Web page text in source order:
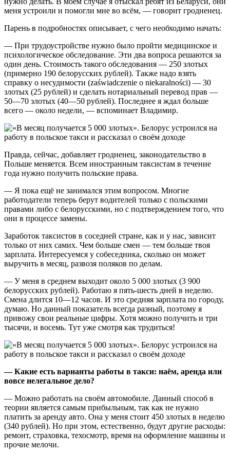
меня устроили и помогли мне во всём, — говорит гродненец.
Парень в подробностях описывает, с чего необходимо начать:
— При трудоустройстве нужно было пройти медицинское и
психологическое обследование. Эти два вопроса решаются за
один день. Стоимость такого обследования — 250 злотых
(примерно 190 белорусских рублей). Также надо взять
справку о несудимости (zaświadczenie o niekaralności) — 30
злотых (25 рублей) и сделать нотариальный перевод прав —
50—70 злотых (40—50 рублей). Последнее я ждал больше
всего — около недели, — вспоминает Владимир.
Правда, сейчас, добавляет гродненец, законодательство в
Польше меняется. Всем иностранным таксистам в течение
года нужно получить польские права.
— Я пока ещё не занимался этим вопросом. Многие
работодатели теперь берут водителей только с польскими
правами либо с белорусскими, но с подтверждением того, что
они в процессе замены.
Заработок таксистов в соседней стране, как и у нас, зависит
только от них самих. Чем больше смен — тем больше твоя
зарплата. Интересуемся у собеседника, сколько он может
выручить в месяц, развозя поляков по делам.
— У меня в среднем выходит около 5 000 злотых (3 900
белорусских рублей). Работаю я пять-шесть дней в неделю.
Смена длится 10—12 часов. И это средняя зарплата по городу,
думаю. Но данный показатель всегда разный, поэтому я
привожу свои реальные цифры. Хотя можно получить и три
тысячи, и восемь. Тут уже смотря как трудиться!
— Какие есть варианты работы в такси: наём, аренда или
вовсе нелегальное дело?
— Можно работать на своём автомобиле. Данный способ в
теории является самым прибыльным, так как не нужно
платить за аренду авто. Она у меня стоит 450 злотых в неделю
(340 рублей). Но при этом, естественно, будут другие расходы:
ремонт, страховка, техосмотр, время на оформление машины и
прочие мелочи.